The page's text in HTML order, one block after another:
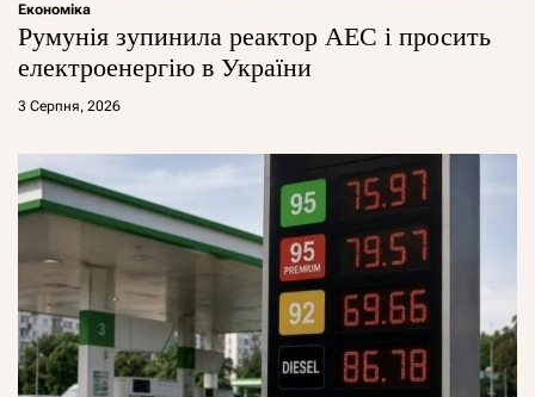
Економіка
Румунія зупинила реактор АЕС і просить
електроенергію в України
3 Серпня, 2026